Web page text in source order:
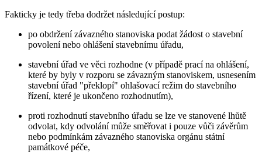
Fakticky je tedy třeba dodržet následující postup:
po obdržení závazného stanoviska podat žádost o stavební
povolení nebo ohlášení stavebnímu úřadu,
stavební úřad ve věci rozhodne (v případě prací na ohlášení,
které by byly v rozporu se závazným stanoviskem, usnesením
stavební úřad "překlopí" ohlašovací režim do stavebního
řízení, které je ukončeno rozhodnutím),
proti rozhodnutí stavebního úřadu se lze ve stanovené lhůtě
odvolat, kdy odvolání může směřovat i pouze vůči závěrům
nebo podmínkám závazného stanoviska orgánu státní
památkové péče,